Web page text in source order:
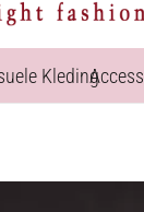
Kleding